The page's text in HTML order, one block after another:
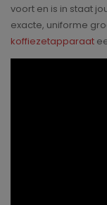
voort en is in staat
exacte, uniforme
koffiezetapparaat